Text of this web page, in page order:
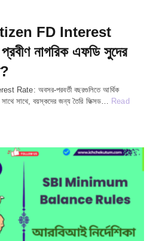
FD Interest
নাগরিক এফডি সুদের
Rate: অবসর-পরবর্তী বছরগুলিতে আর্থিক
সাথে, বয়স্কদের জন্য তৈরি ফিক্সড… Read